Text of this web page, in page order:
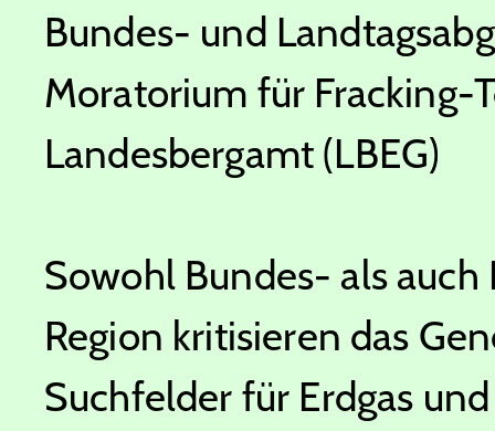
Bundes- und
Moratorium für Fracking-
Landesbergamt (LBEG)
Sowohl Bundes- als
Region kritisieren das
Suchfelder für Erdgas